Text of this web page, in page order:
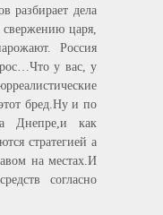
разбирает дела
свержению царя,
Россия
у вас, у
бред.Ну и по
Днепре,и как
стратегией а
на местах.И
согласно